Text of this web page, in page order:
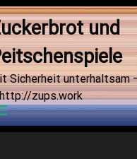
und
Sicherheit unterhaltsam
zups.work